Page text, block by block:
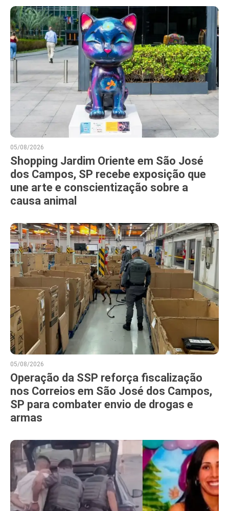
05/08/2026
Shopping Jardim Oriente em São José
dos Campos, SP recebe exposição que
une arte e conscientização sobre a
causa animal
05/08/2026
Operação da SSP reforça fiscalização
nos Correios em São José dos Campos,
SP para combater envio de drogas e
armas